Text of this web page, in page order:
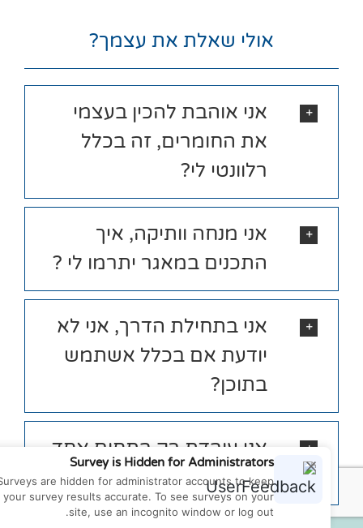
אולי שאלת את עצמך?
אני אוהבת להכין בעצמי
את החומרים, זה בכלל
רלוונטי לי?
אני מנחה וותיקה, איך
התכנים במאגר יתרמו לי ?
אני בתחילת הדרך, אני לא
יודעת אם בכלל אשתמש
בתוכן?
אני עובדת רק בתחום אחד,
האם זה יתרום לי?
Survey is Hidden for Administrators
are hidden for administrator accounts to keep
your survey results accurate. To see surveys on your
site, use an incognito window or log out.